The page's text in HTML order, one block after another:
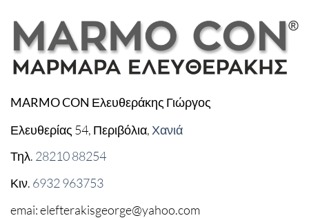
MARMO CON Ελευθεράκης Γιώργος
Ελευθερίας 54, Περιβόλια, Χανιά
Τηλ. 28210 88254
Κιν. 6932 963753
emai: elefterakisgeorge@yahoo.com